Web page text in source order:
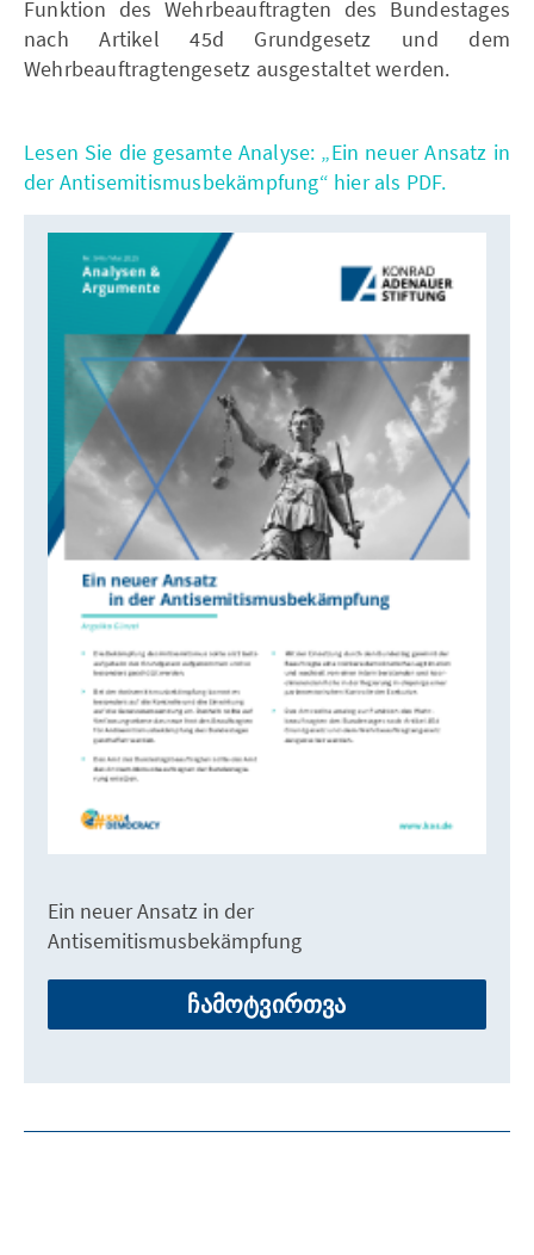
Funktion des Wehrbeauftragten des Bundestages
nach Artikel 45d Grundgesetz und dem
Wehrbeauftragtengesetz ausgestaltet werden.
Lesen Sie die gesamte Analyse: „Ein neuer Ansatz in
der Antisemitismusbekämpfung“ hier als PDF.
Ein neuer Ansatz in der
Antisemitismusbekämpfung
ჩამოტვირთვა